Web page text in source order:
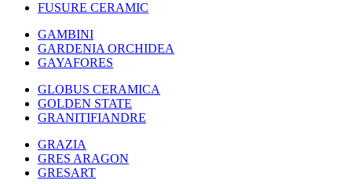
FUSURE CERAMIC
GAMBINI
GARDENIA ORCHIDEA
GAYAFORES
GLOBUS CERAMICA
GOLDEN STATE
GRANITIFIANDRE
GRAZIA
GRES ARAGON
GRESART